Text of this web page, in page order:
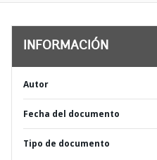
INFORMACIÓN
Autor
Fecha del documento
Tipo de documento